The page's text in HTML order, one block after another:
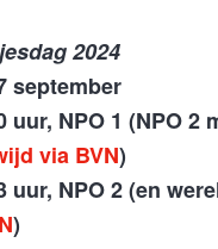
2024
september
uur, NPO 1 (NPO 2
via BVN)
uur, NPO 2 (en
)